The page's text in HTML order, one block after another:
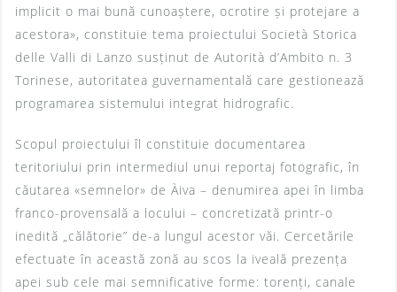
implicit o mai bună cunoaștere, ocrotire și protejare a
acestora», constituie tema proiectului Società Storica
delle Valli di Lanzo susținut de Autorità d’Ambito n. 3
Torinese, autoritatea guvernamentală care gestionează
programarea sistemului integrat hidrografic.
Scopul proiectului îl constituie documentarea
teritoriului prin intermediul unui reportaj fotografic, în
căutarea «semnelor» de Àiva – denumirea apei în limba
franco-provensală a locului – concretizată printr-o
inedită „călătorie” de-a lungul acestor văi. Cercetările
efectuate în această zonă au scos la iveală prezența
apei sub cele mai semnificative forme: torenți, canale